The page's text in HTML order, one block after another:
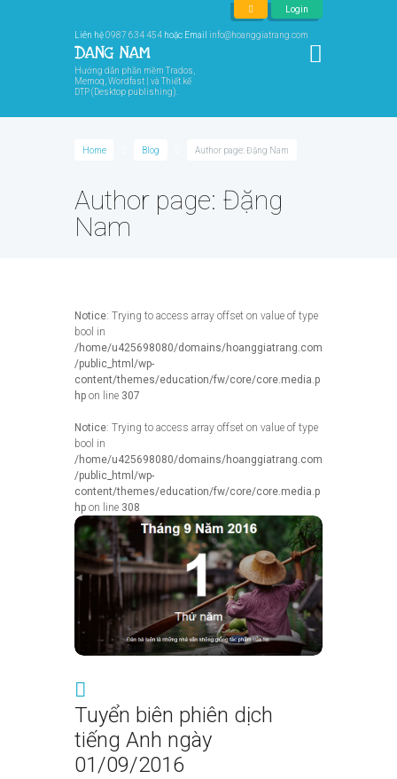
Login
Liên hệ0987 634 454 hoặc Email info@hoanggiatrang.com
Hướng dẫn phần mềm Trados,
Memoq, Wordfast | và Thiết kế
DTP (Desktop publishing).
Home Blog Author page: Đặng Nam
Author page: Đặng
Nam
Notice: Trying to access array offset on value of type
bool in
/home/u425698080/domains/hoanggiatrang.com
/public_html/wp-
content/themes/education/fw/core/core.media.p
hp on line 307
Notice: Trying to access array offset on value of type
bool in
/home/u425698080/domains/hoanggiatrang.com
/public_html/wp-
content/themes/education/fw/core/core.media.p
hp on line 308
Tuyển biên phiên dịch
tiếng Anh ngày
01/09/2016